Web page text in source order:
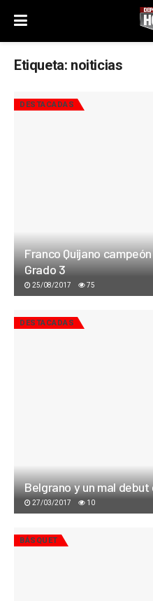
Etiqueta: noiticias
DESTACADAS
Franco Quijano
Grado 3
25/08/2017 75
DESTACADAS
Belgrano y un mal debut
27/03/2017 10
BÁSQUET